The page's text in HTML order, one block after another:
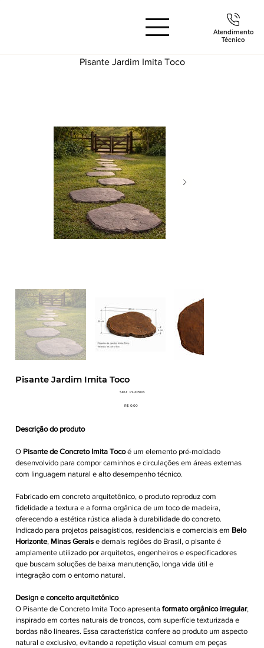
Atendimento
Técnico
Pisante Jardim Imita Toco
Pisante Jardim Imita Toco
SKU:
SKU
PLJ0506
Preço
R$ 0,00
Descrição do produto
O Pisante de Concreto Imita Tocoé um elemento pré-moldado
desenvolvido para compor caminhos e circulações em áreas externas
com linguagem natural e alto desempenho técnico.
Fabricado em concreto arquitetônico, o produto reproduz com
fidelidade a textura e a forma orgânica de um toco de madeira,
oferecendo a estética rústica aliada à durabilidade do concreto.
Indicado para projetos paisagísticos, residenciais e comerciais em Belo
Horizonte, Minas Gerais e demais regiões do Brasil, o pisante é
amplamente utilizado por arquitetos, engenheiros e especificadores
que buscam soluções de baixa manutenção, longa vida útil e
integração com o entorno natural.
Design e conceito arquitetônico
O Pisante de Concreto Imita Toco apresenta formato orgânico irregular,
inspirado em cortes naturais de troncos, com superfície texturizada e
bordas não lineares. Essa característica confere ao produto um aspecto
natural e exclusivo, evitando a repetição visual comum em peças